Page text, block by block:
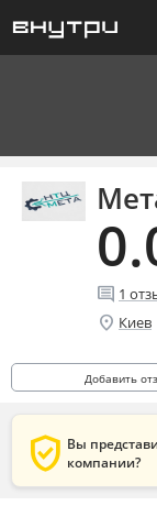
comment 1
location_on Киев
Добавить
verified_user Вы
компании?